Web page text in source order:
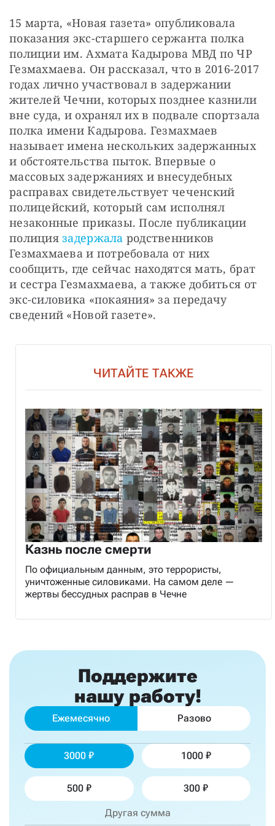
15 марта, «Новая газета» опубликовала
показания экс-старшего сержанта полка
полиции им. Ахмата Кадырова МВД по ЧР
Гезмахмаева. Он рассказал, что в 2016-2017
годах лично участвовал в задержании
жителей Чечни, которых позднее казнили
вне суда, и охранял их в подвале спортзала
полка имени Кадырова. Гезмахмаев
называет имена нескольких задержанных
и обстоятельства пыток. Впервые о
массовых задержаниях и внесудебных
расправах свидетельствует чеченский
полицейский, который сам исполнял
незаконные приказы. После публикации
полиция задержала родственников
Гезмахмаева и потребовала от них
сообщить, где сейчас находятся мать, брат
и сестра Гезмахмаева, а также добиться от
экс-силовика «покаяния» за передачу
сведений «Новой газете».
ЧИТАЙТЕ ТАКЖЕ
Казнь после смерти
По официальным данным, это террористы,
уничтоженные силовиками. На самом деле —
жертвы бессудных расправ в Чечне
Поддержите
нашу работу!
Ежемесячно Разово
3000 1000
500 300